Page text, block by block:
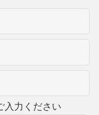
力ください